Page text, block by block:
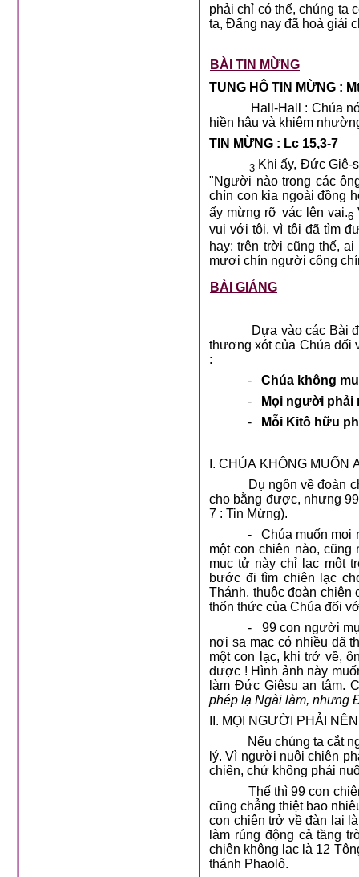
phải chỉ có thế, chúng ta
ta, Đấng nay đã hoà giải
BÀI TIN MỪNG
TUNG HÔ TIN MỪNG :
Hall-Hall : Chúa
hiền hậu và khiêm
TIN MỪNG : Lc 15,3-7
3 Khi ấy, Đức Giê-
"Người nào trong các
chín con kia ngoài đồng
ấy mừng rỡ vác lên vai.6
vui với tôi, vì tôi đã tìm
hay: trên trời cũng thế,
mươi chín người công
BÀI GIẢNG
Dựa vào các Bài
thương xót của Chúa đối
:
-
Chúa không
-
Mọi người phải
-
Mỗi Kitô hữu
I. CHÚA KHÔNG MUỐN
Dụ ngôn về đoàn
cho bằng được, nhưng
7 : Tin Mừng).
-
Chúa muốn mọi
một con chiên nào,
mục tử này chỉ lạc một
bước đi tìm chiên lạc
Thánh, thuộc đoàn chiên
thổn thức của Chúa đối
-
99 con người
nơi sa mạc có nhiều dã
một con lạc, khi trở về,
được ! Hình ảnh này
làm Đức Giêsu an tâm.
phép lạ Ngài làm, nhưng
II. MỌI NGƯỜI PHẢI
Nếu chúng ta cắt
lý. Vì người nuôi chiên
chiên, chứ không phải
Thế thì 99 con
cũng chẳng thiệt bao
con chiên trở về đàn lại
làm rúng động cả tầng
chiên không lạc là 12
thánh Phaolô.